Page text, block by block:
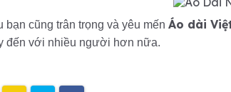
bạn cũng trân trọng và yêu mến Áo dài
đến với nhiều người hơn nữa.